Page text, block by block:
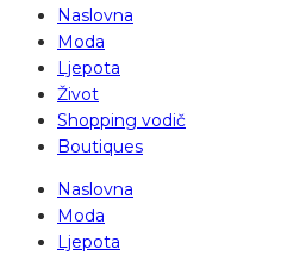
Naslovna
Moda
Ljepota
Život
Shopping vodič
Boutiques
Naslovna
Moda
Ljepota